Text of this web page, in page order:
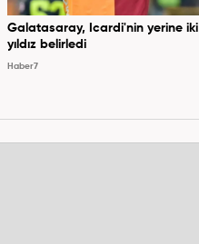
Galatasaray, Icardi'nin yerine iki
yıldız belirledi
Haber7